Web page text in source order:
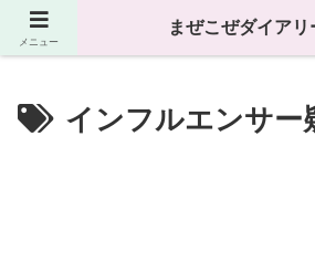
まぜこぜダイアリ
インフルエンサー
メニュー
まぜこぜダイアリ